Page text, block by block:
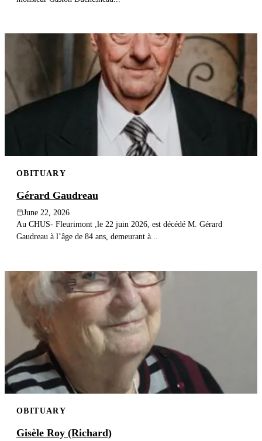
OBITUARY
Gérard Gaudreau
June 22, 2026
Au CHUS- Fleurimont ,le 22 juin 2026, est décédé M. Gérard
Gaudreau à l’âge de 84 ans, demeurant à...
OBITUARY
Gisèle Roy (Richard)